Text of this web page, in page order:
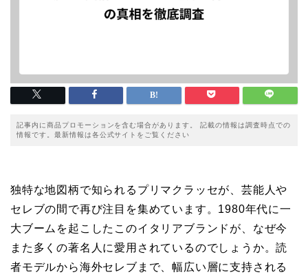
記事内に商品プロモーションを含む場合があります。 記載の情報は調査時点での
情報です。最新情報は各公式サイトをご覧ください
独特な地図柄で知られるプリマクラッセが、芸能人や
セレブの間で再び注目を集めています。1980年代に一
大ブームを起こしたこのイタリアブランドが、なぜ今
また多くの著名人に愛用されているのでしょうか。読
者モデルから海外セレブまで、幅広い層に支持される